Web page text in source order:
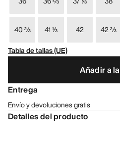
40 ⅔ 41 ⅓ 42
42 ⅔
Tabla de tallas (UE)
Añadir a
Entrega
Envío y devoluciones gratis
Detalles del producto